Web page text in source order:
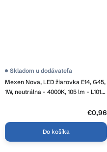
Mexen Nova, LED žiarovka E14, G45,
1W, neutrálna - 4000K, 105 lm - L101-
Skladom u dodávateľa
€0,96
Do košíka